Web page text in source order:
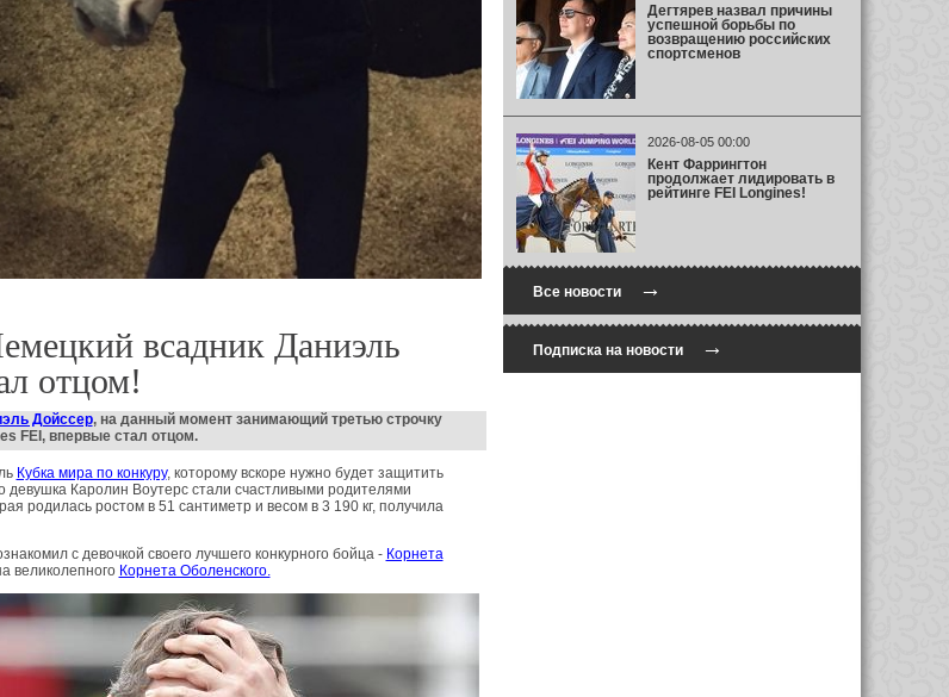
всадник Даниэль
отцом!
Дойссер, на данный момент занимающий третью строчку
FEI, впервые стал отцом.
Кубка мира по конкуру, которому вскоре нужно будет защитить
девушка Каролин Воутерс стали счастливыми родителями
родилась ростом в 51 сантиметр и весом в 3 190 кг, получила
с девочкой своего лучшего конкурного бойца - Корнета
великолепного Корнета Оболенского.
Дегтярев назвал причины
успешной борьбы по
возвращению российских
спортсменов
2026-08-05 00:00
Кент Фаррингтон
продолжает лидировать в
рейтинге FEI Longines!
Все новости→
Подписка на новости→